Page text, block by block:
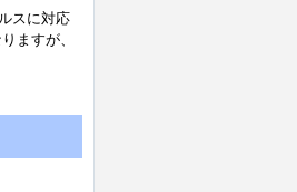
スに対応
ますが、